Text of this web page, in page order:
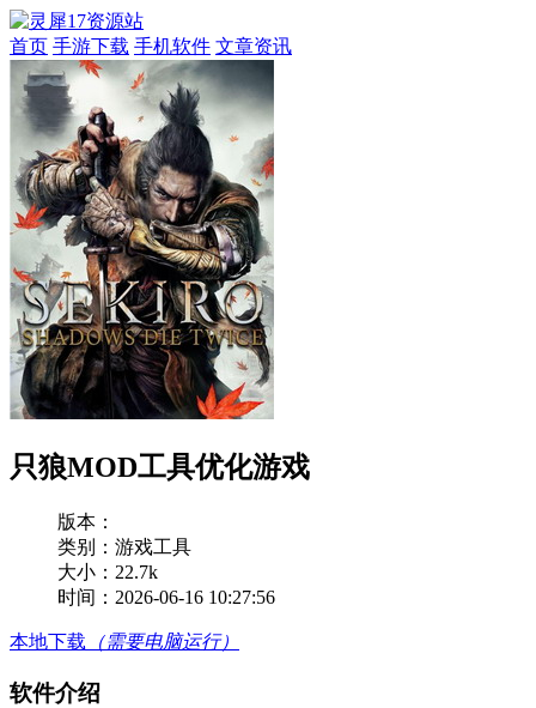
首页 手游下载 手机软件 文章资讯
只狼MOD工具优化游戏
版本：
类别：游戏工具
大小：22.7k
时间：2026-06-16 10:27:56
本地下载 （需要电脑运行）
软件介绍